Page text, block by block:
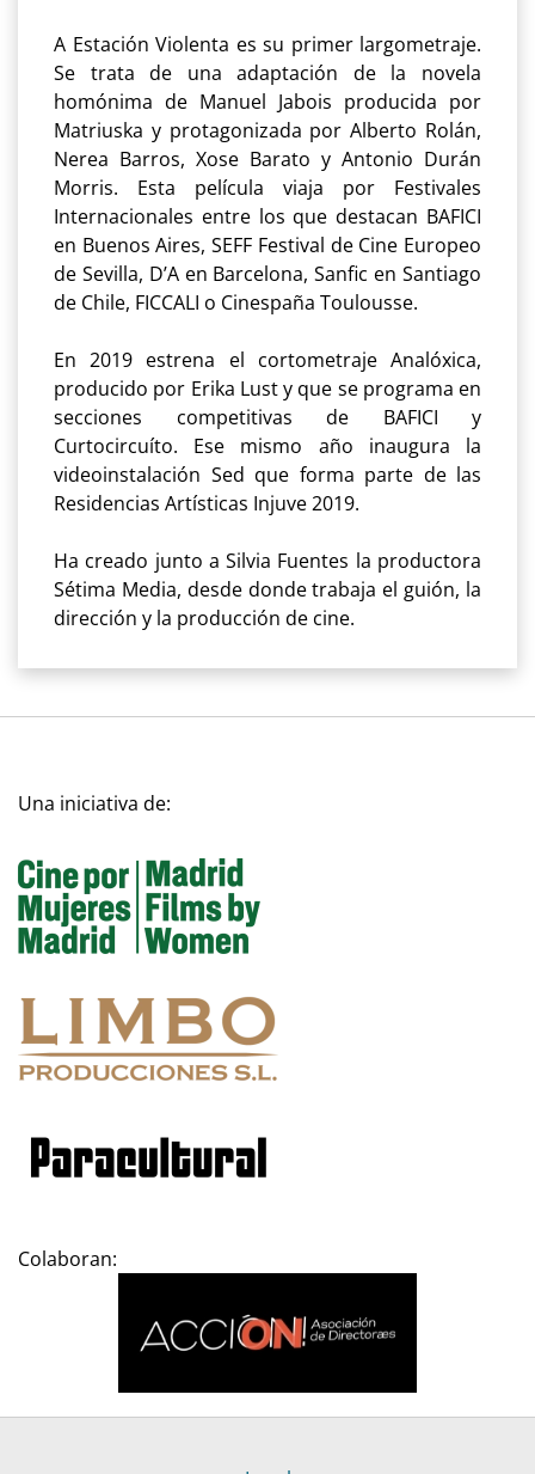
A Estación Violenta es su primer largometraje.
Se trata de una adaptación de la novela
homónima de Manuel Jabois producida por
Matriuska y protagonizada por Alberto Rolán,
Nerea Barros, Xose Barato y Antonio Durán
Morris. Esta película viaja por Festivales
Internacionales entre los que destacan BAFICI
en Buenos Aires, SEFF Festival de Cine Europeo
de Sevilla, D’A en Barcelona, Sanfic en Santiago
de Chile, FICCALI o Cinespaña Toulousse.
En 2019 estrena el cortometraje Analóxica,
producido por Erika Lust y que se programa en
secciones competitivas de BAFICI y
Curtocircuíto. Ese mismo año inaugura la
videoinstalación Sed que forma parte de las
Residencias Artísticas Injuve 2019.
Ha creado junto a Silvia Fuentes la productora
Sétima Media, desde donde trabaja el guión, la
dirección y la producción de cine.
Una iniciativa de:
Colaboran: